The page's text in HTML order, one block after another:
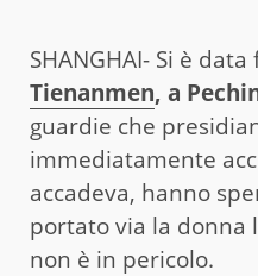
SHANGHAI- Si è data
Tienanmen, a
guardie che
immediatamente
accadeva, hanno
portato via la donna
non è in pericolo.